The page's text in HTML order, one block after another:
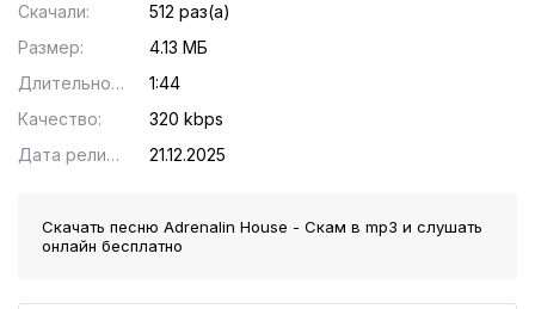
Скачали:
512 раз(а)
Размер:
4.13 МБ
Длительность:
1:44
Качество:
320 kbps
Дата релиза:
21.12.2025
Скачать песню Adrenalin House - Скам в mp3 и слушать
онлайн бесплатно